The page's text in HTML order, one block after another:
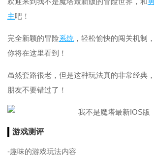
主吧！
完全新颖的冒险系统 ，轻松愉快的闯关机制
你将在这里看到！
虽然套路很老，但是这种玩法真的非常经典
朋友不要错过了！
游戏测评
-趣味的游戏玩法内容